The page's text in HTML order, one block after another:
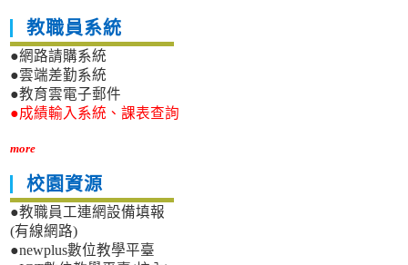
教職員系統
●網路請購系統
●雲端差勤系統
●教育雲電子郵件
●成績輸入系統、課表查詢
more
校園資源
●教職員工連網設備填報
(有線網路)
●newplus數位教學平臺